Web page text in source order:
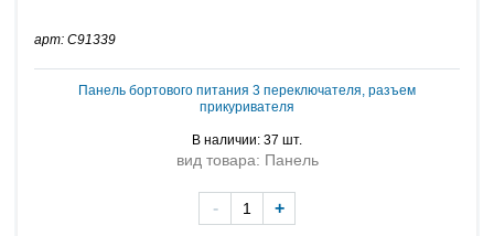
арт: C91339
Панель бортового питания 3 переключателя, разъем
прикуривателя
В наличии: 37 шт.
вид товара: Панель
- +